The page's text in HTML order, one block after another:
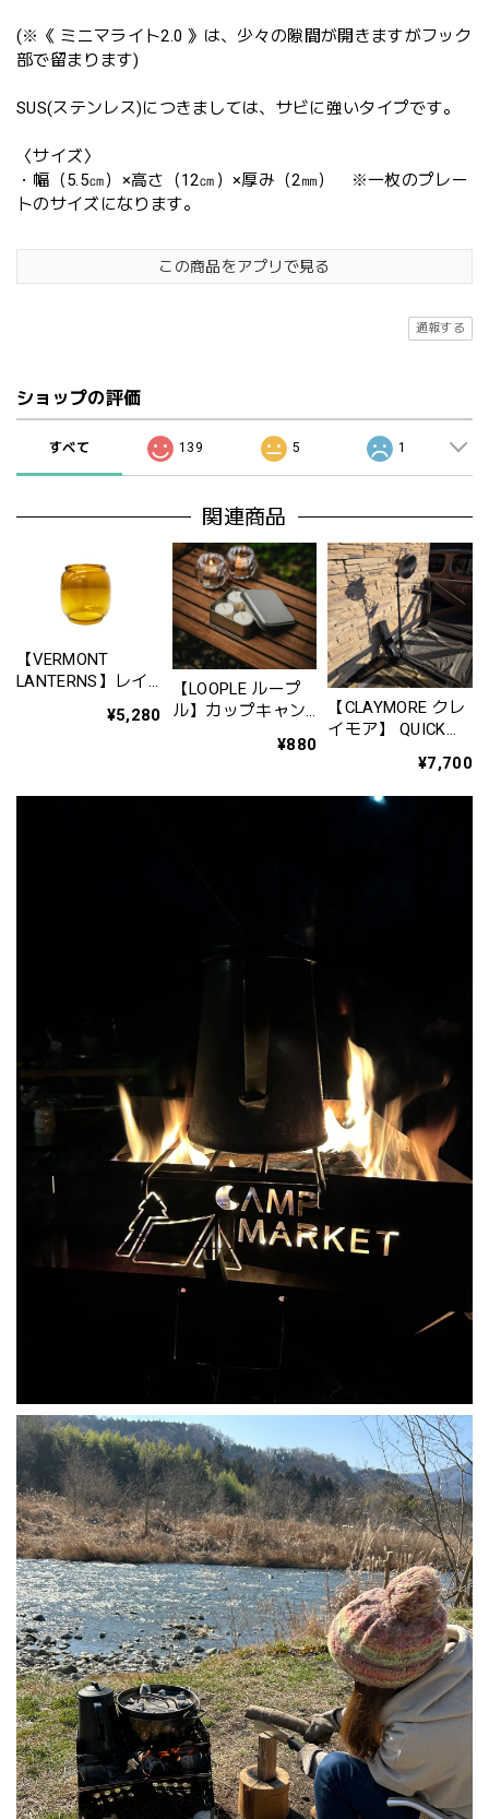
(※《 ミニマライト2.0 》は、少々の隙間が開きますがフック
部で留まります)
SUS(ステンレス)につきましては、サビに強いタイプです。
〈サイズ〉
・幅（5.5㎝）×高さ（12㎝）×厚み（2㎜） ※一枚のプレー
トのサイズになります。
この商品をアプリで見る
通報する
ショップの評価
すべて 139 5 1
関連商品
【VERMONT
LANTERNS】レイ
用ホヤガラス ア
¥5,280
【LOOPLE ループ
ル】カップキャン
¥880
【CLAYMORE クレ
イモア】 QUICK
タンド(ブラック）
¥7,700